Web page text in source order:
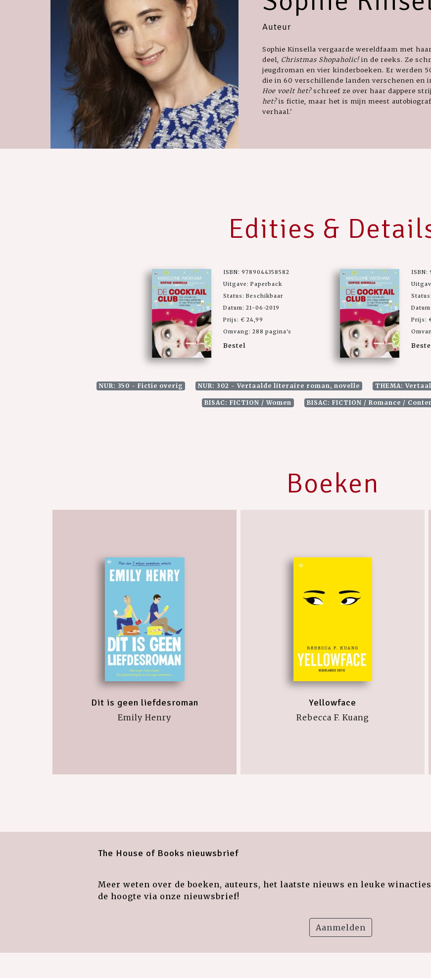
Auteur
Sophie Kinsella vergaarde wereldfaam met
deel, Christmas Shopaholic! in de reeks. Ze
jeugdroman en vier kinderboeken. Er werden
die in 60 verschillende landen verschenen en
Hoe voelt het?schreef ze over haar dappere
het?is fictie, maar het is mijn meest
verhaal.'
Edities &
ISBN: 9789044358582
Uitgave: Paperback
Status: Beschikbaar
Datum: 21-06-2019
Prijs: € 24,99
Omvang: 288 pagina's
Bestel
ISBN:
Prijs:
NUR: 350 - Fictie overig NUR: 302 - Vertaalde literaire roman, novelle THEMA:
BISAC: FICTION / Women BISAC: FICTION / Romance /
Boeken
Dit is geen liefdesroman
Emily Henry
Yellowface
Rebecca F. Kuang
The House of Books nieuwsbrief
Meer weten over de boeken, auteurs, het laatste nieuws en leuke
de hoogte via onze nieuwsbrief!
Aanmelden